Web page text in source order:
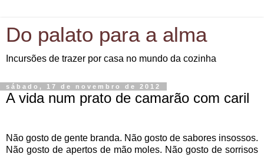
Do palato para a alma
Incursões de trazer por casa no mundo da cozinha
sábado, 17 de novembro de 2012
A vida num prato de camarão com caril
Não gosto de gente branda. Não gosto de sabores insossos.
Não gosto de apertos de mão moles. Não gosto de sorrisos